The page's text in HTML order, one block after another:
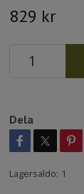
829 kr
Dela
Lagersaldo: 1